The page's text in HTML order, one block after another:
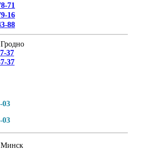
71
16
88
37
37
03
03
Минск